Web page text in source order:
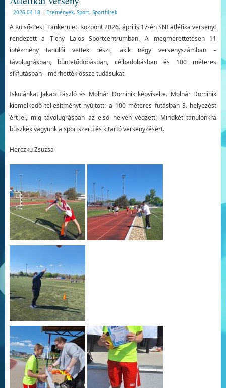
2026-04-18 | Események, Sport, Sporthírek
A Külső-Pesti Tankerületi Központ 2026. április 17-én SNI atlétika versenyt
rendezett a Tichy Lajos Sportcentrumban. A megmérettetésen 11
intézmény tanulói vettek részt, akik négy versenyszámban –
távolugrásban, büntetődobásban, célbadobásban és 100 méteres
síkfutásban – mérhették össze tudásukat.
Iskolánkat Jakab László és Molnár Dominik képviselte. Molnár Dominik
kiemelkedő teljesítményt nyújtott: a 100 méteres futásban 3. helyezést
ért el, míg távolugrásban az első helyen végzett. Mindkét tanulónkra
büszkék vagyunk a sportszerű és kitartó versenyzésért.
Herczku Zsuzsa